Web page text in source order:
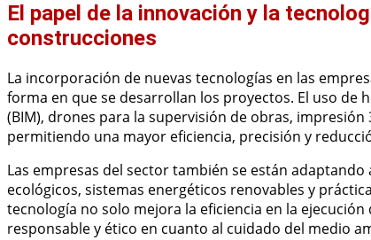
El papel de la innovación y la
construcciones
La incorporación de nuevas tecnologías en las
forma en que se desarrollan los proyectos. El uso
(BIM), drones para la supervisión de obras,
permitiendo una mayor eficiencia, precisión y
Las empresas del sector también se están
ecológicos, sistemas energéticos renovables y
tecnología no solo mejora la eficiencia en la
responsable y ético en cuanto al cuidado del medio